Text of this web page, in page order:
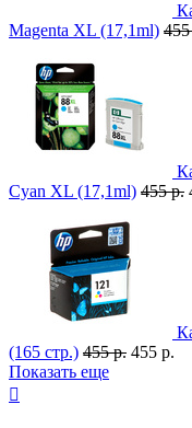
Magenta XL (17,1ml)
Cyan XL (17,1ml) 455 р.
(165 стр.) 455 р. 455 р.
Показать еще
